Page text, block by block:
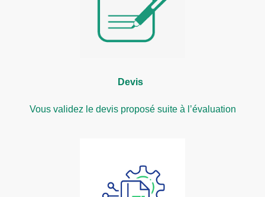
Devis
Vous validez le devis proposé suite à l’évaluation